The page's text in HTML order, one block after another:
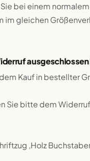
bei einem
im gleichen
Kauf in bestellter
Sie bitte dem
,Holz